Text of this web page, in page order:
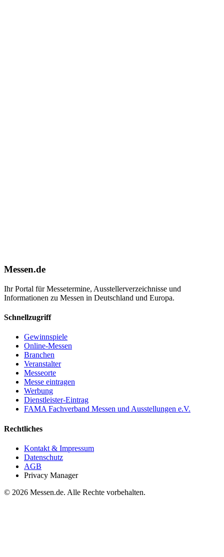
Messen.de
Ihr Portal für Messetermine, Ausstellerverzeichnisse und
Informationen zu Messen in Deutschland und Europa.
Schnellzugriff
Gewinnspiele
Online-Messen
Branchen
Veranstalter
Messeorte
Messe eintragen
Werbung
Dienstleister-Eintrag
FAMA Fachverband Messen und Ausstellungen e.V.
Rechtliches
Kontakt & Impressum
Datenschutz
AGB
Privacy Manager
© 2026 Messen.de. Alle Rechte vorbehalten.